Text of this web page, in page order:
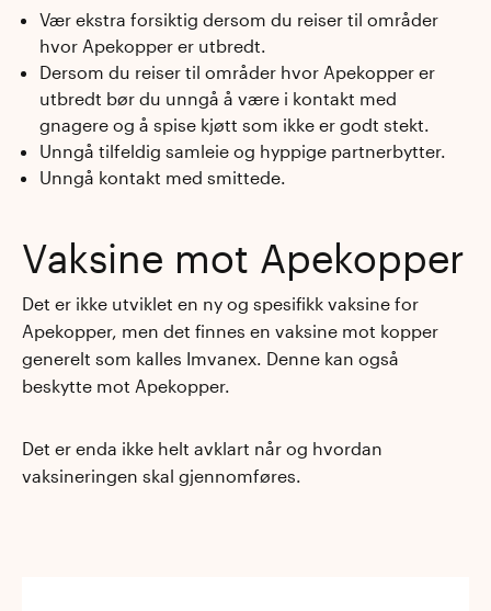
Vær ekstra forsiktig dersom du reiser til områder
hvor Apekopper er utbredt.
Dersom du reiser til områder hvor Apekopper er
utbredt bør du unngå å være i kontakt med
gnagere og å spise kjøtt som ikke er godt stekt.
Unngå tilfeldig samleie og hyppige partnerbytter.
Unngå kontakt med smittede.
Vaksine mot Apekopper
Det er ikke utviklet en ny og spesifikk vaksine for
Apekopper, men det finnes en vaksine mot kopper
generelt som kalles Imvanex. Denne kan også
beskytte mot Apekopper.
Det er enda ikke helt avklart når og hvordan
vaksineringen skal gjennomføres.